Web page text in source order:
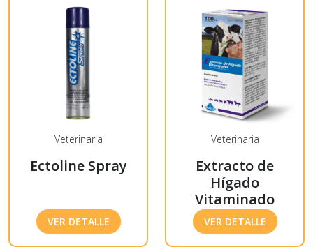
Veterinaria
Ectoline Spray
VER DETALLE
Veterinaria
Extracto de
Hígado
Vitaminado
VER DETALLE